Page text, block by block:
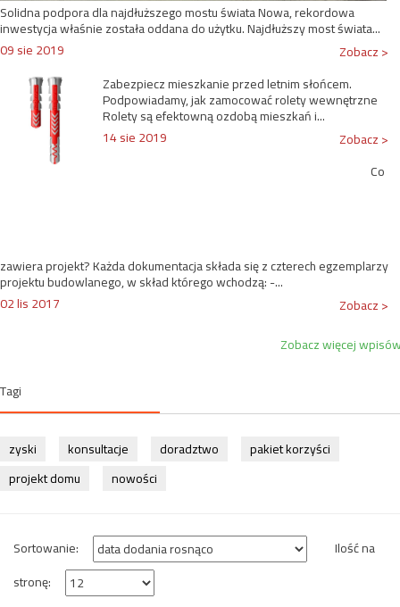
Solidna podpora dla najdłuższego mostu świata Nowa, rekordowa
inwestycja właśnie została oddana do użytku. Najdłuższy most świata...
09 sie 2019
Zobacz >
Zabezpiecz mieszkanie przed letnim słońcem.
Podpowiadamy, jak zamocować rolety wewnętrzne
Rolety są efektowną ozdobą mieszkań i...
14 sie 2019
Zobacz >
Co
zawiera projekt? Każda dokumentacja składa się z czterech egzemplarzy
projektu budowlanego, w skład którego wchodzą: -...
02 lis 2017
Zobacz >
Zobacz więcej
Tagi
zyski konsultacje doradztwo
pakiet korzyści
projekt domu
nowości
Sortowanie:
Ilość na
stronę: